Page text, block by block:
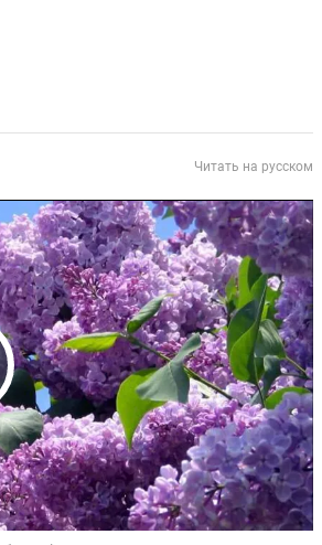
Читать на русском
Video